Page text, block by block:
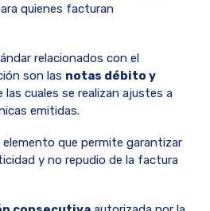
quienes facturan
relacionados con el
son las notas débito y
las cuales se realizan ajustes a
emitidas.
elemento que permite garantizar
y no repudio de la factura